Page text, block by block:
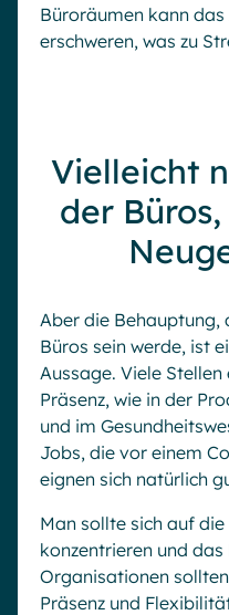
Büroräumen kann
erschweren, was zu
Vielleicht
der
Aber die Behauptung,
Büros sein werde, ist
Aussage. Viele
Präsenz, wie in der
und im
Jobs, die vor einem
eignen sich natürlich
Man sollte sich auf
konzentrieren und
Organisationen
Präsenz und